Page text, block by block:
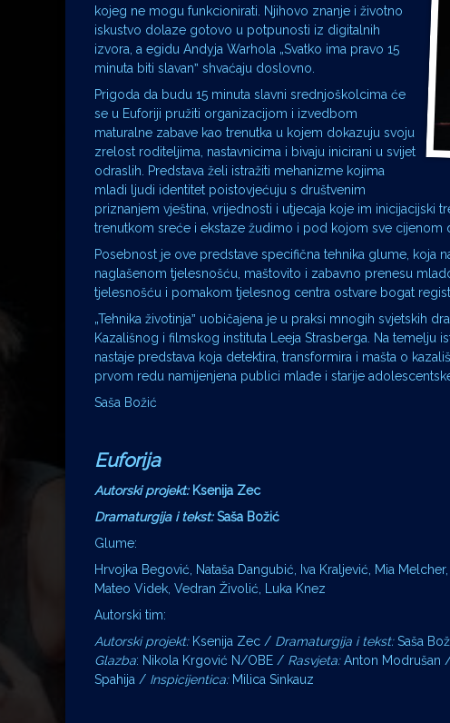
kojeg ne mogu funkcionirati. Njihovo znanje i životno
iskustvo dolaze gotovo u potpunosti iz digitalnih
izvora, a egidu Andyja Warhola „Svatko ima pravo 15
minuta biti slavanˮ shvaćaju doslovno.
Prigoda da budu 15 minuta slavni srednjoškolcima će
se u Euforiji pružiti organizacijom i izvedbom
maturalne zabave kao trenutka u kojem dokazuju svoju
zrelost roditeljima, nastavnicima i bivaju inicirani u svijet
odraslih. Predstava želi istražiti mehanizme kojima
mladi ljudi identitet poistovjećuju s društvenim
priznanjem vještina, vrijednosti i utjecaja koje im inicijacijski
trenutkom sreće i ekstaze žudimo i pod kojom sve cijenom
Posebnost je ove predstave specifična tehnika glume, koja
naglašenom tjelesnošću, maštovito i zabavno prenesu
tjelesnošću i pomakom tjelesnog centra ostvare bogat
„Tehnika životinjaˮ uobičajena je u praksi mnogih svjetskih
Kazališnog i filmskog instituta Leeja Strasberga. Na temelju
nastaje predstava koja detektira, transformira i mašta o
prvom redu namijenjena publici mlađe i starije
Saša Božić
Euforija
Autorski projekt:Ksenija Zec
Dramaturgija i tekst:Saša Božić
Glume:
Hrvojka Begović, Nataša Dangubić, Iva Kraljević, Mia
Mateo Videk, Vedran Živolić, Luka Knez
Autorski tim:
Autorski projekt:Ksenija Zec / Dramaturgija i tekst:Saša
Glazba: Nikola Krgović N/OBE / Rasvjeta:Anton Modrušan
Spahija / Inspicijentica:Milica Sinkauz